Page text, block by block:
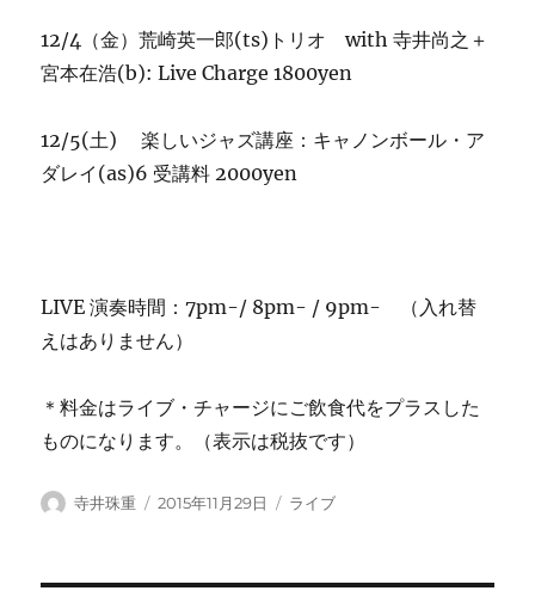
12/4（金）荒崎英一郎(ts)トリオ with 寺井尚之＋
宮本在浩(b): Live Charge 1800yen
12/5(土) 楽しいジャズ講座：キャノンボール・ア
ダレイ(as)6 受講料 2000yen
LIVE 演奏時間：7pm-/ 8pm- / 9pm- （入れ替
えはありません）
＊料金はライブ・チャージにご飲食代をプラスした
ものになります。（表示は税抜です）
投
寺井珠重
投
2015年11月29日
カ
ライブ